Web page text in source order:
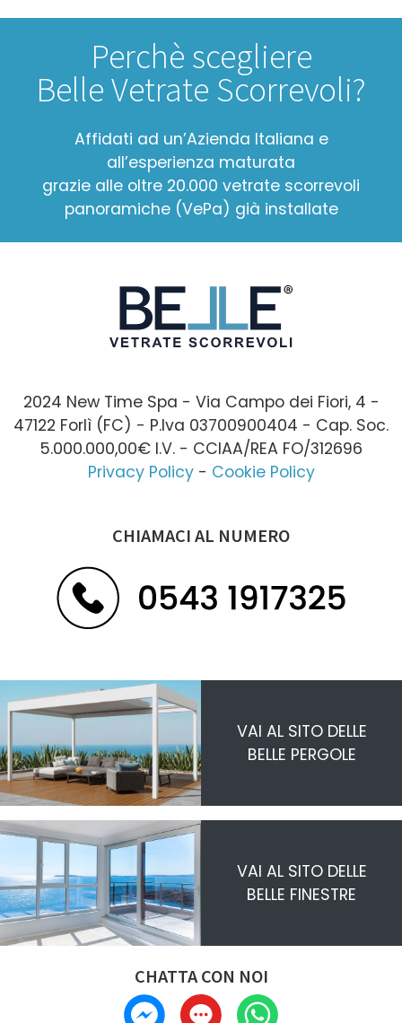
Perchè scegliere
Belle Vetrate Scorrevoli?
Affidati ad un’Azienda Italiana e
all’esperienza maturata
grazie alle oltre 20.000 vetrate scorrevoli
panoramiche (VePa) già installate
2024 New Time Spa - Via Campo dei Fiori, 4 -
47122 Forlì (FC) - P.Iva 03700900404 - Cap. Soc.
5.000.000,00€ I.V. - CCIAA/REA FO/312696
Privacy Policy- Cookie Policy
CHIAMACI AL NUMERO
VAI AL SITO DELLE
BELLE PERGOLE
VAI AL SITO DELLE
BELLE FINESTRE
CHATTA CON NOI